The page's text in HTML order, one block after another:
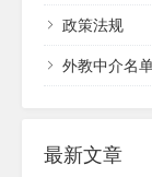
政策法规
外教中介名
最新文章